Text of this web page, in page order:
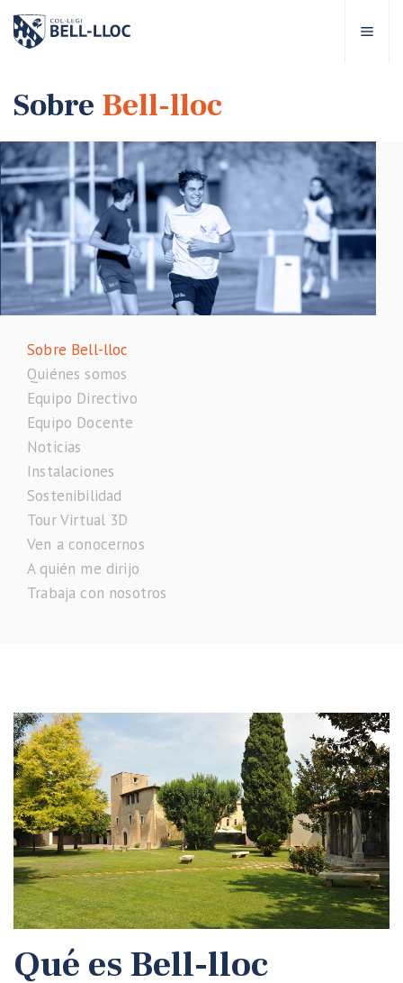
Bell-lloc
Educativo
educativas
Escolares
Bell-lloc
Sobre Bell-lloc
Sobre Bell-lloc
Quiénes somos
Equipo Directivo
Equipo Docente
Noticias
Instalaciones
Sostenibilidad
Tour Virtual 3D
Ven a conocernos
A quién me dirijo
Trabaja con nosotros
Qué es Bell-lloc